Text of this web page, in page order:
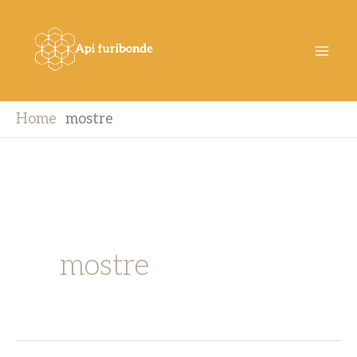
contenuto
Home mostre
mostre